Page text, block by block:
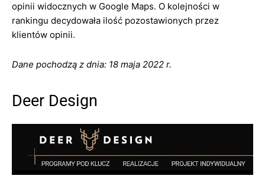
opinii widocznych w Google Maps. O kolejności w
rankingu decydowała ilość pozostawionych przez
klientów opinii.
Dane pochodzą z dnia: 18 maja 2022 r.
Deer Design